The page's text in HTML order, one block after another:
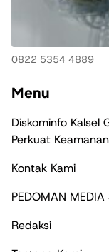
0822 5354 4889
Menu
Diskominfo Kalsel
Perkuat
Kontak Kami
PEDOMAN MEDIA
Redaksi